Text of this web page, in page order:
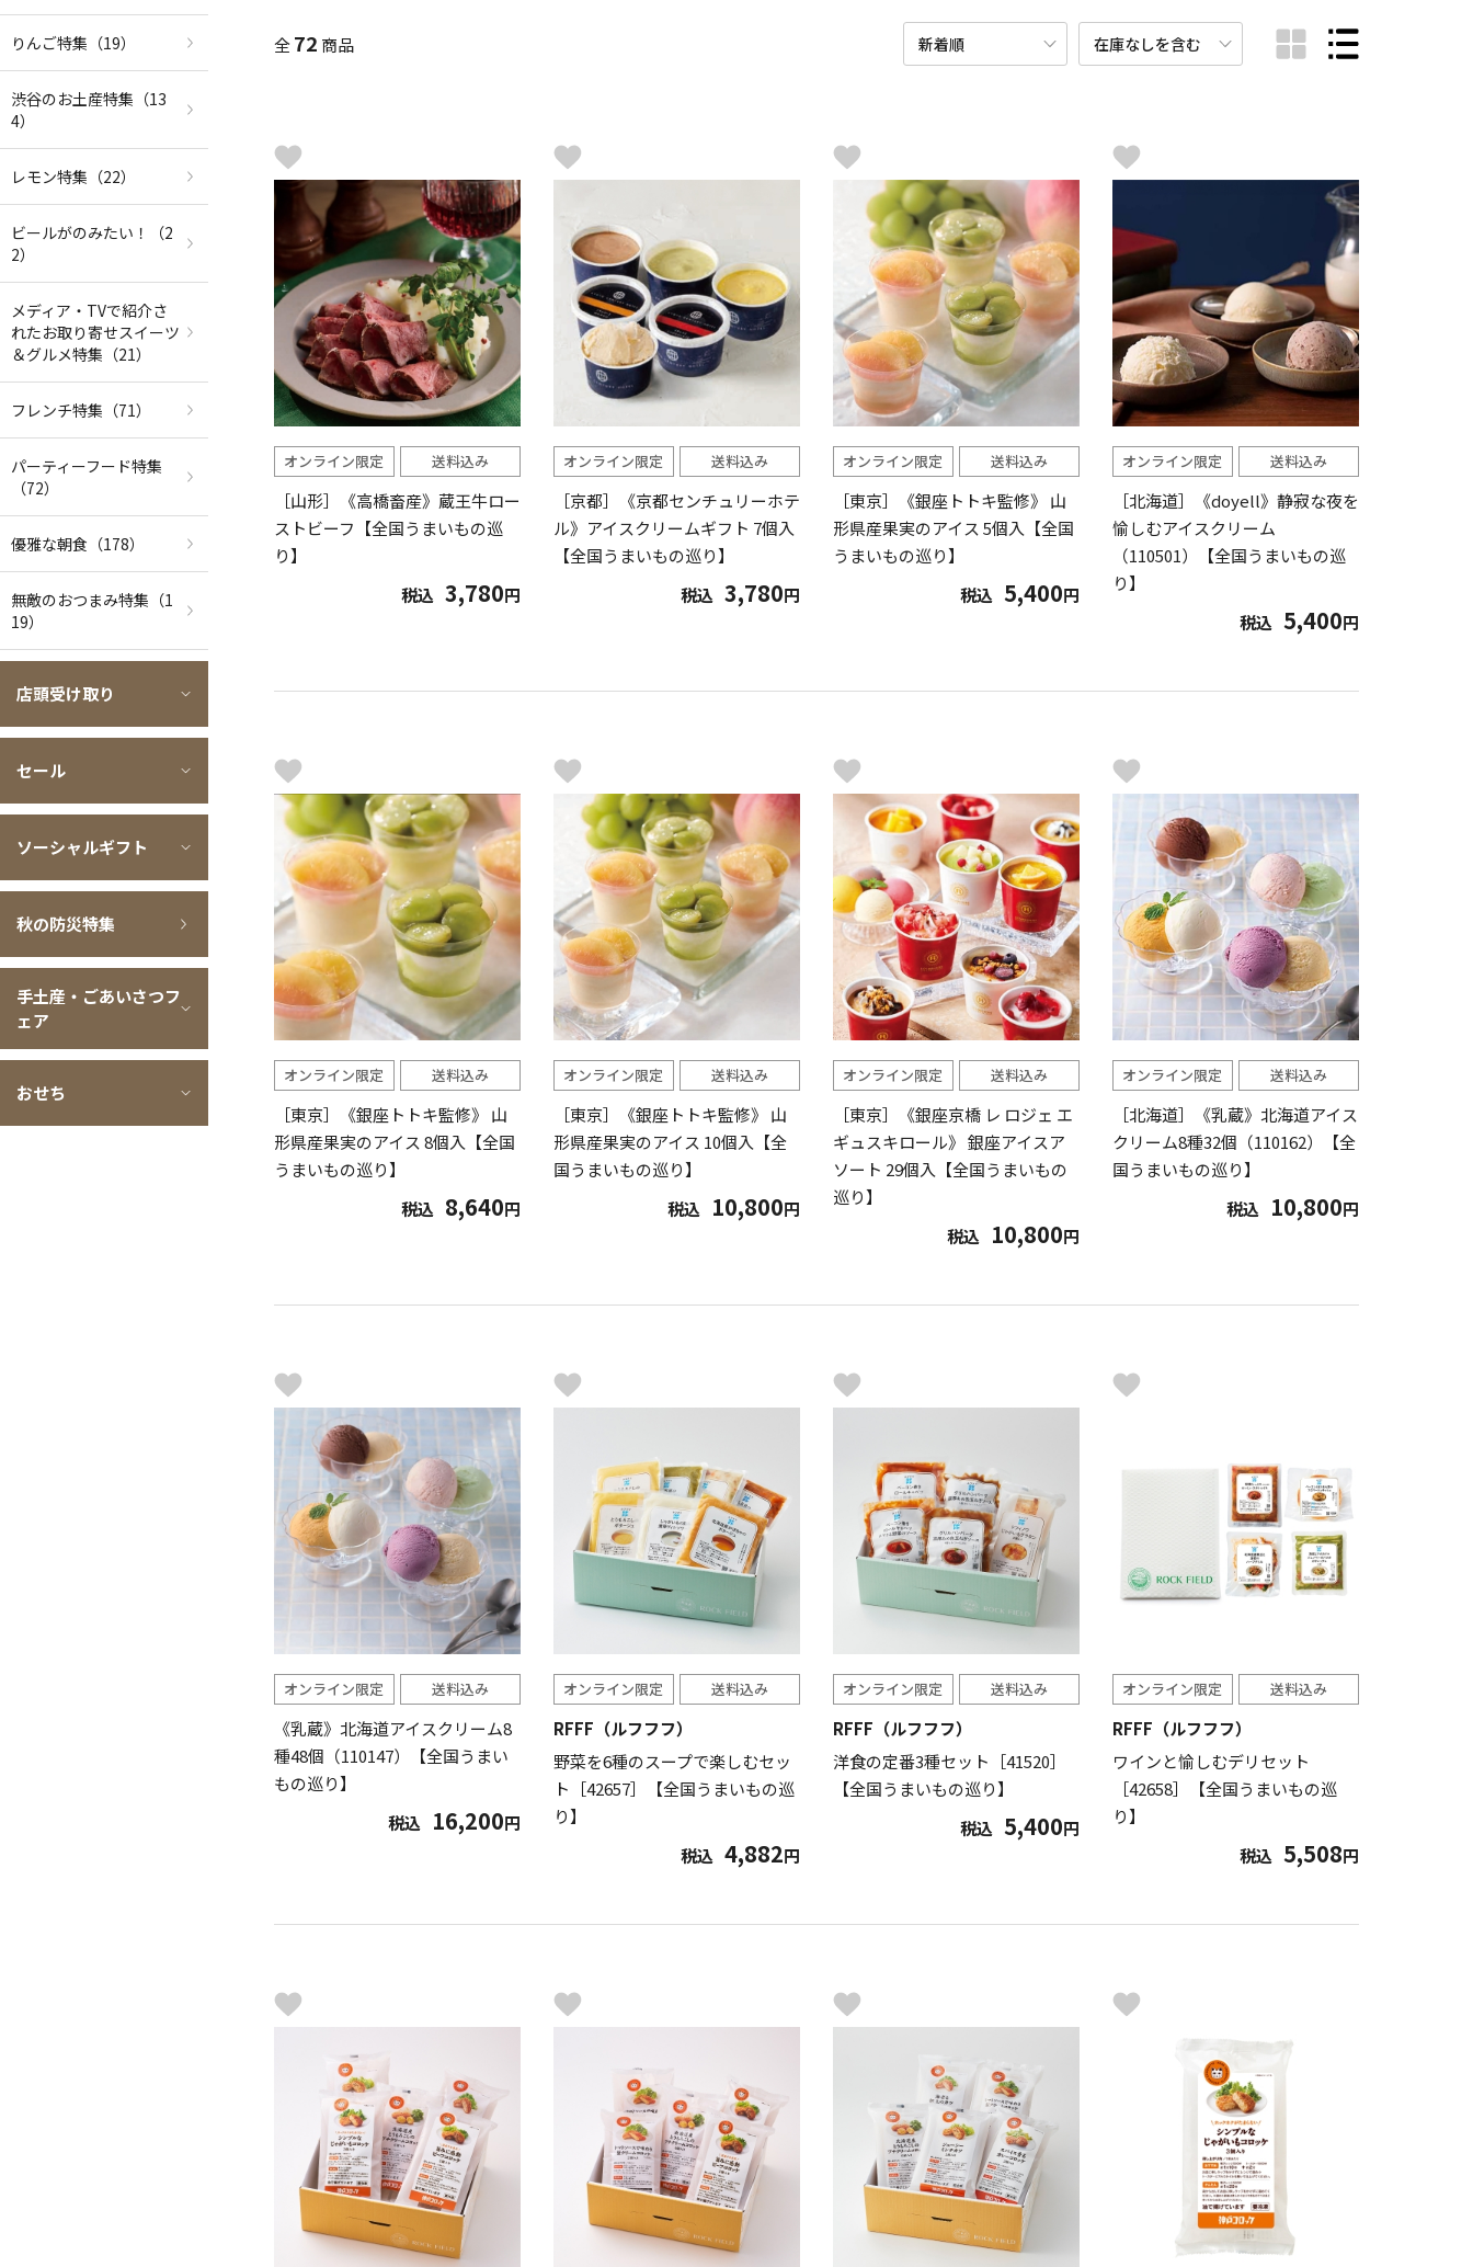
りんご特集 （19）
渋谷のお土産特集 （13
4）
レモン特集 （22）
ビールがのみたい！
（2
2）
メディア・TVで紹介さ
れたお取り寄せスイーツ
＆グルメ特集 （21）
フレンチ特集 （71）
パーティーフード特集
（72）
優雅な朝食 （178）
無敵のおつまみ特集 （1
19）
店頭受け取り
セール
ソーシャルギフト
秋の防災特集
手土産・ごあいさつフ
ェア
おせち
全72 商品
オンライン限定 送料込み
［山形］《高橋畜産》蔵王牛ロー
ストビーフ【全国うまいもの巡
り】
税込 3,780円
オンライン限定 送料込み
［京都］《京都センチュリーホテ
ル》アイスクリームギフト 7個入
【全国うまいもの巡り】
税込 3,780円
オンライン限定 送料込み
［東京］《銀座トトキ監修》 山
形県産果実のアイス 5個入【全国
うまいもの巡り】
税込 5,400円
オンライン限定 送料込み
［北海道］《doyell》静寂な夜を
愉しむアイスクリーム
（110501）【全国うまいもの巡
り】
税込 5,400円
オンライン限定 送料込み
［東京］《銀座トトキ監修》 山
形県産果実のアイス 8個入【全国
うまいもの巡り】
税込 8,640円
オンライン限定 送料込み
［東京］《銀座トトキ監修》 山
形県産果実のアイス 10個入【全
国うまいもの巡り】
税込
10,800円
オンライン限定 送料込み
［東京］《銀座京橋 レ ロジェ エ
ギュスキロール》 銀座アイスア
ソート 29個入【全国うまいもの
巡り】
税込
10,800円
オンライン限定 送料込み
［北海道］《乳蔵》北海道アイス
クリーム8種32個（110162）【全
国うまいもの巡り】
税込
10,800円
オンライン限定 送料込み
《乳蔵》北海道アイスクリーム8
種48個（110147）【全国うまい
もの巡り】
税込
16,200円
オンライン限定 送料込み
RFFF（ルフフフ）
野菜を6種のスープで楽しむセッ
ト［42657］【全国うまいもの巡
り】
税込 4,882円
オンライン限定 送料込み
RFFF（ルフフフ）
洋食の定番3種セット［41520］
【全国うまいもの巡り】
税込 5,400円
オンライン限定 送料込み
RFFF（ルフフフ）
ワインと愉しむデリセット
［42658］【全国うまいもの巡
り】
税込 5,508円